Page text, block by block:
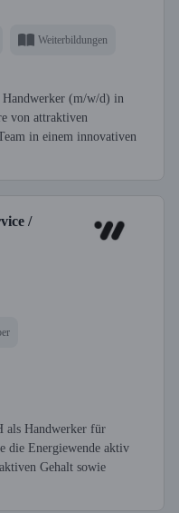
Weiterbildungen
Handwerker (m/w/d) in
von attraktiven
in einem innovativen
/
als Handwerker für
die Energiewende aktiv
Gehalt sowie